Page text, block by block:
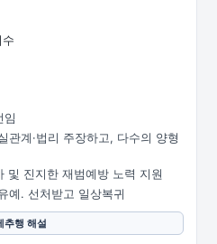
임
관계·법리 주장하고, 다수의 양형
및 진지한 재범예방 노력 지원
예. 선처받고 일상복귀
추행 해설